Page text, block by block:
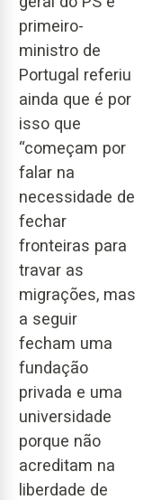
primeiro-
ministro de
Portugal referiu
ainda que é por
isso que
“começam por
falar na
necessidade de
fechar
fronteiras para
travar as
migrações, mas
a seguir
fecham uma
fundação
privada e uma
universidade
porque não
acreditam na
liberdade de